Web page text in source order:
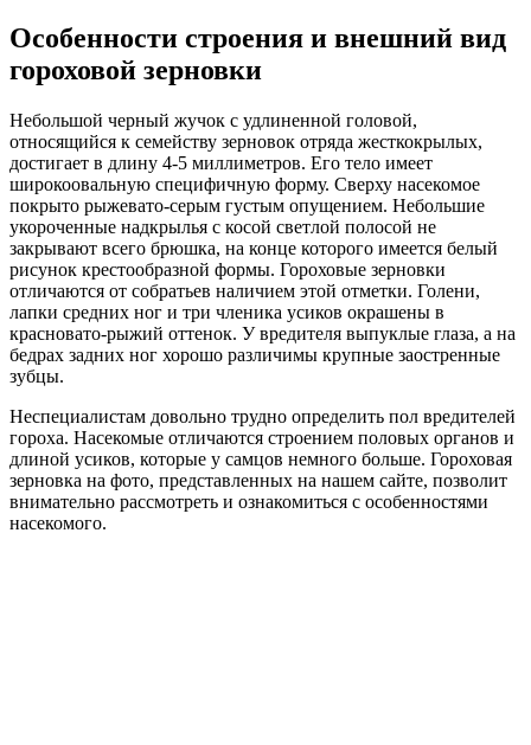
Особенности строения и внешний вид
гороховой зерновки
Небольшой черный жучок с удлиненной головой,
относящийся к семейству зерновок отряда жесткокрылых,
достигает в длину 4-5 миллиметров. Его тело имеет
широкоовальную специфичную форму. Сверху насекомое
покрыто рыжевато-серым густым опущением. Небольшие
укороченные надкрылья с косой светлой полосой не
закрывают всего брюшка, на конце которого имеется белый
рисунок крестообразной формы. Гороховые зерновки
отличаются от собратьев наличием этой отметки. Голени,
лапки средних ног и три членика усиков окрашены в
красновато-рыжий оттенок. У вредителя выпуклые глаза, а на
бедрах задних ног хорошо различимы крупные заостренные
зубцы.
Неспециалистам довольно трудно определить пол вредителей
гороха. Насекомые отличаются строением половых органов и
длиной усиков, которые у самцов немного больше. Гороховая
зерновка на фото, представленных на нашем сайте, позволит
внимательно рассмотреть и ознакомиться с особенностями
насекомого.